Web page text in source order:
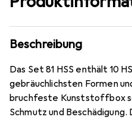
Beschreibung
Das Set 81 HSS enthält 10
gebräuchlichsten Formen
bruchfeste Kunststoffbox
Schmutz und